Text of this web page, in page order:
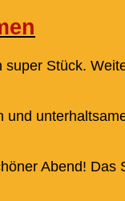
super Stück.
und
Abend!